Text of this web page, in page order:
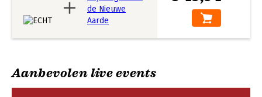
Aanbevolen live events